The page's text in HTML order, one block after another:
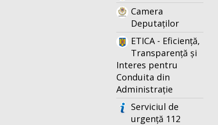
Camera
Deputaților
ETICA - Eficiență,
Transparență și
Interes pentru
Conduita din
Administrație
Serviciul de
urgență 112